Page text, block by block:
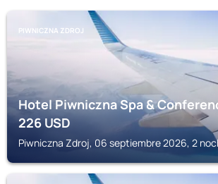
PIWNICZNA ZDROJ
Hotel Piwniczna Spa &
226USD
Piwniczna Zdroj, 06 septiembre 2026, 2